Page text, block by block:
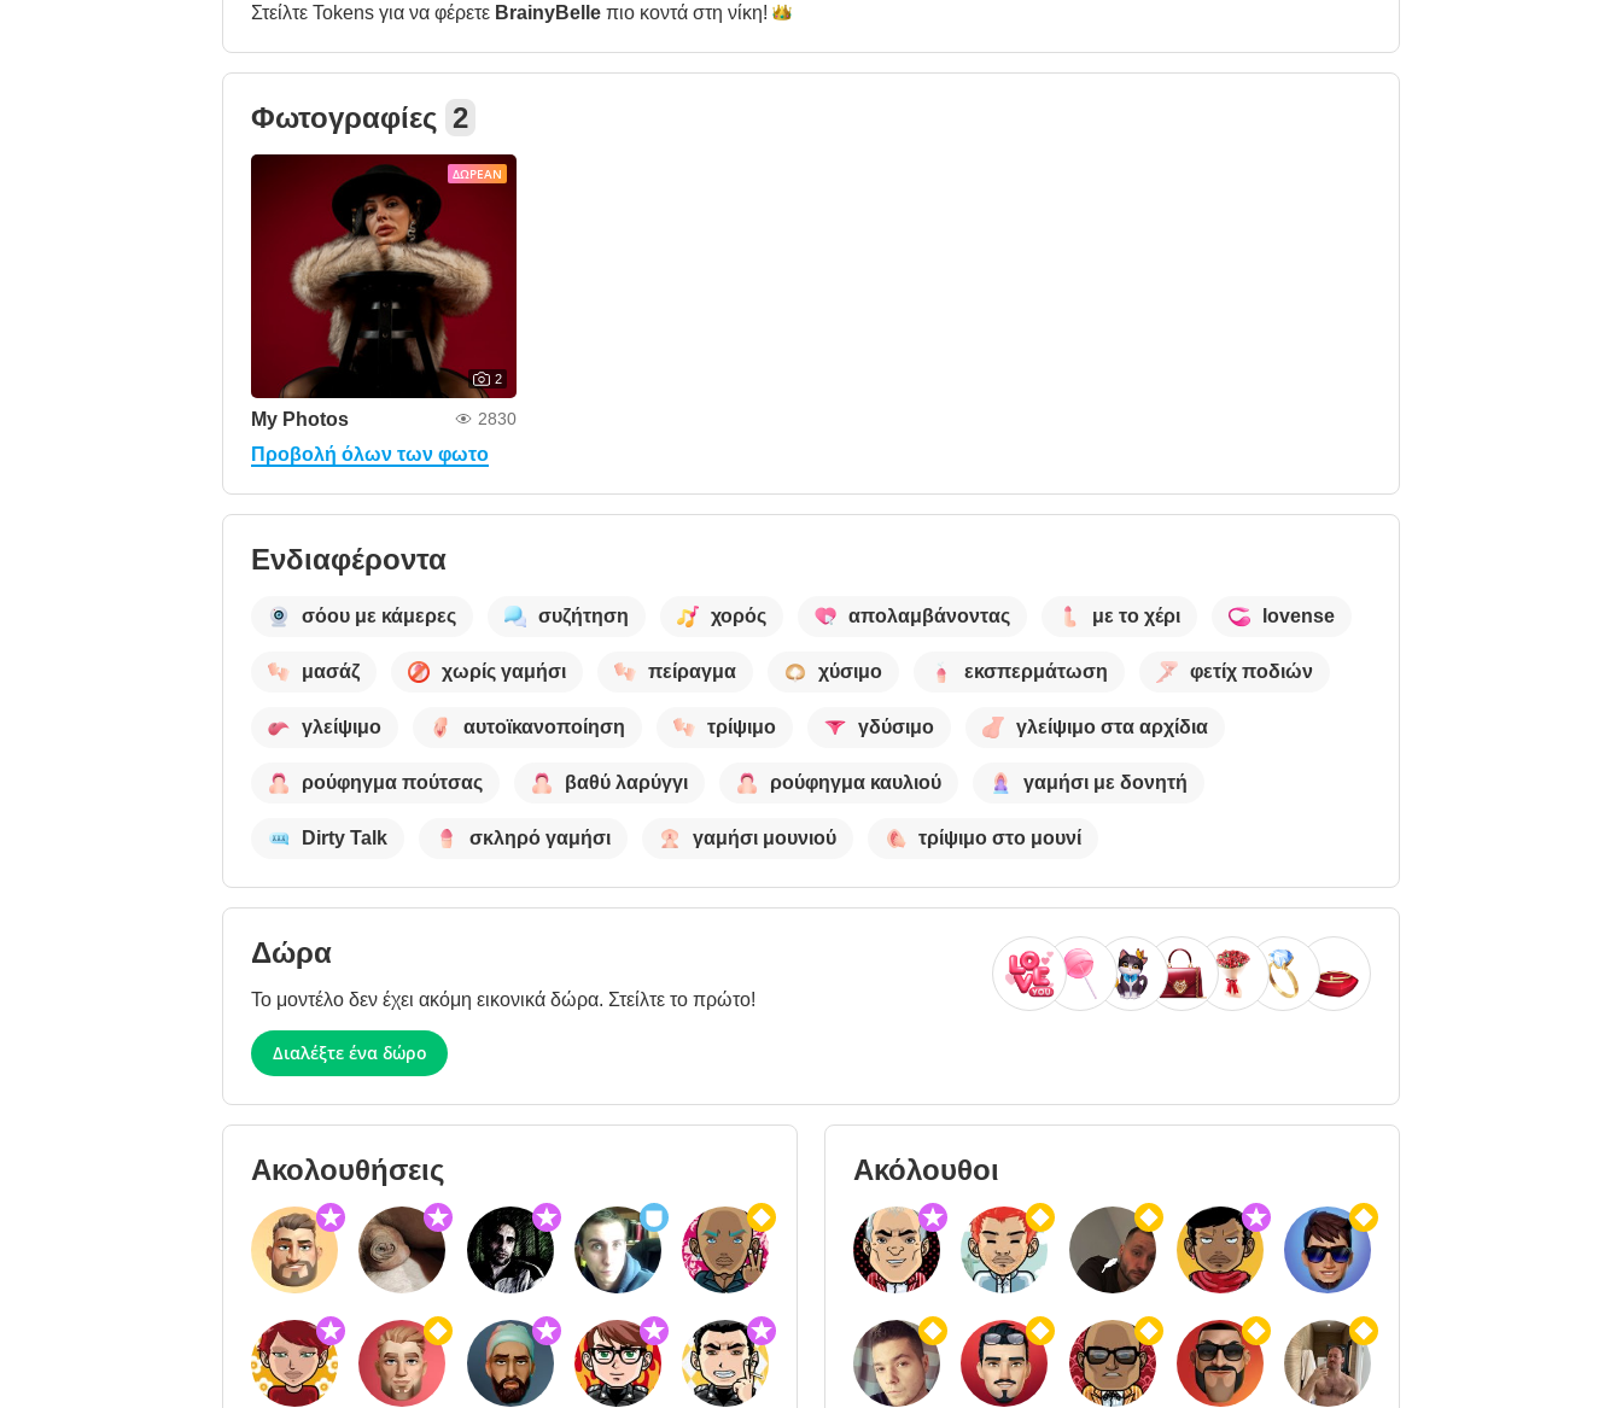
Στείλτε Tokens για να φέρετε BrainyBelle πιο κοντά στη νίκη!
Φωτογραφίες 2
ΔΩΡΕΆΝ
2
My Photos 2830
Προβολή όλων των φωτο
Ενδιαφέροντα
σόου με κάμερες συζήτηση χορός απολαμβάνοντας με το χέρι lovense
μασάζ χωρίς γαμήσι πείραγμα χύσιμο εκσπερμάτωση φετίχ ποδιών
γλείψιμο αυτοϊκανοποίηση τρίψιμο γδύσιμο γλείψιμο στα αρχίδια
ρούφηγμα πούτσας βαθύ λαρύγγι ρούφηγμα καυλιού γαμήσι με δονητή
Dirty Talk σκληρό γαμήσι γαμήσι μουνιού τρίψιμο στο μουνί
Δώρα
Το μοντέλο δεν έχει ακόμη εικονικά δώρα. Στείλτε το πρώτο!
Διαλέξτε ένα δώρο
Ακολουθήσεις Ακόλουθοι